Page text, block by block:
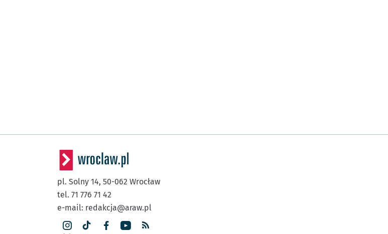
pl. Solny 14, 50-062 Wrocław
tel. 71 776 71 42
e-mail: redakcja@araw.pl